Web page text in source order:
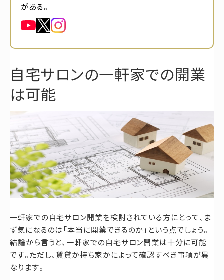
がある。
自宅サロンの一軒家での開業
は可能
一軒家での自宅サロン開業を検討されている方にとって、ま
ず気になるのは「本当に開業できるのか」という点でしょう。
結論から言うと、一軒家での自宅サロン開業は十分に可能
です。ただし、賃貸か持ち家かによって確認すべき事項が異
なります。